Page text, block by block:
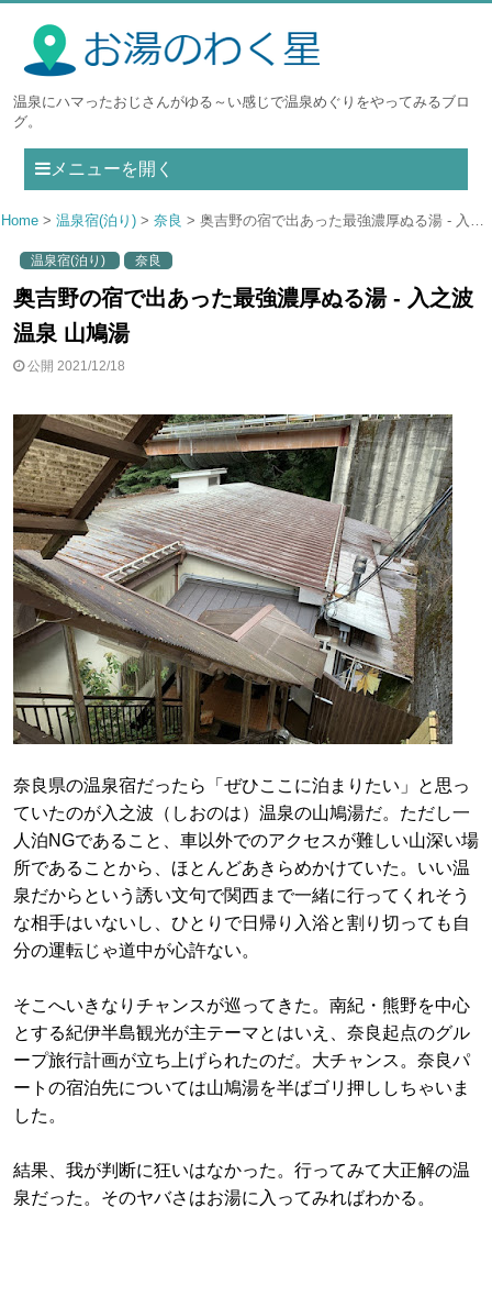
温泉にハマったおじさんがゆる～い感じで温泉めぐりをやってみるブロ
グ。
メニューを開く
Home 温泉宿(泊り) 奈良 奥吉野の宿で出あった最強濃厚ぬる湯 - 入之波温泉 山鳩湯
温泉宿(泊り) 奈良
奥吉野の宿で出あった最強濃厚ぬる湯 - 入之波
温泉 山鳩湯
公開 2021/12/18
奈良県の温泉宿だったら「ぜひここに泊まりたい」と思っ
ていたのが入之波（しおのは）温泉の山鳩湯だ。ただし一
人泊NGであること、車以外でのアクセスが難しい山深い場
所であることから、ほとんどあきらめかけていた。いい温
泉だからという誘い文句で関西まで一緒に行ってくれそう
な相手はいないし、ひとりで日帰り入浴と割り切っても自
分の運転じゃ道中が心許ない。
そこへいきなりチャンスが巡ってきた。南紀・熊野を中心
とする紀伊半島観光が主テーマとはいえ、奈良起点のグル
ープ旅行計画が立ち上げられたのだ。大チャンス。奈良パ
ートの宿泊先については山鳩湯を半ばゴリ押ししちゃいま
した。
結果、我が判断に狂いはなかった。行ってみて大正解の温
泉だった。そのヤバさはお湯に入ってみればわかる。